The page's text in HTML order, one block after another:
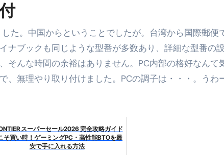
健康、ダイエットにとても重要な女性ホルモンと男性ホル
に行っても返金されません
すめドメイン特集- ビジネスの信用を築く――そのすべて
完全攻略ガイド 今こそ買い時！ゲーミングPC・高性
ロにする時代へ Pebblebee × iMazing で完成する「究極
ん賢いスマホ代。 BB.exciteモバイル「Fitプラン」完全ガイ
た。中国からということでしたが。台湾から国際郵便
ナブックも同じような型番が多数あり、詳細な型番の
そんな時間の余裕はありません。PC内部の格好なんて
、無理やり取り付けました。PCの調子は・・・。うわ
スーパーセール2026 完全攻略ガイド
そ買い時！ゲーミングPC・高性能BTOを最
安で手に入れる方法